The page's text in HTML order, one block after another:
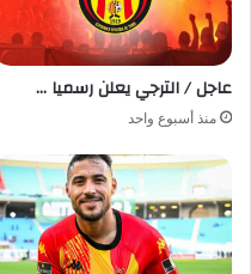
عاجل / الترجي يعلن رسميا …
منذ أسبوع واحد